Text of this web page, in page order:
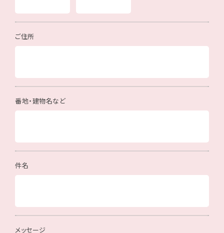
ご住所
番地・建物名など
件名
メッセージ